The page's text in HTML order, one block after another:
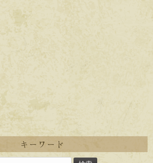
キーワード